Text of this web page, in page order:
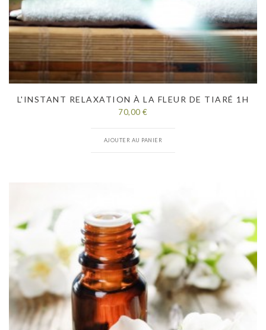
L'INSTANT RELAXATION À LA FLEUR DE TIARÉ 1H
70,00 €
AJOUTER AU PANIER